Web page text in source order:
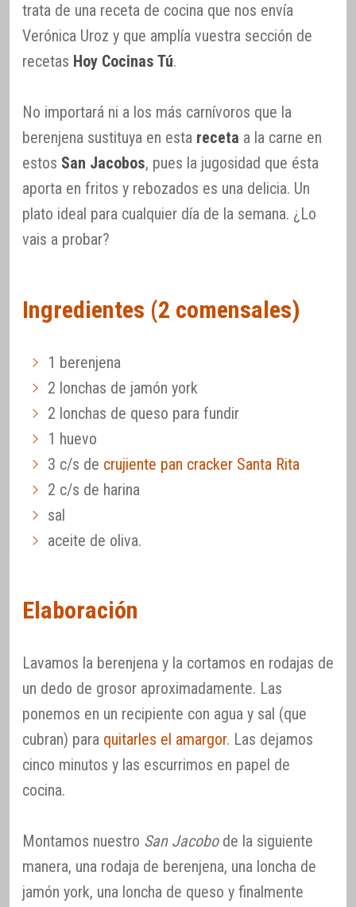
trata de una receta de cocina que nos envía
Verónica Uroz y que amplía vuestra sección de
recetas Hoy Cocinas Tú.
No importará ni a los más carnívoros que la
berenjena sustituya en esta receta a la carne en
estos San Jacobos, pues la jugosidad que ésta
aporta en fritos y rebozados es una delicia. Un
plato ideal para cualquier día de la semana. ¿Lo
vais a probar?
Ingredientes (2 comensales)
1 berenjena
2 lonchas de jamón york
2 lonchas de queso para fundir
1 huevo
3 c/s de crujiente pan cracker Santa Rita
2 c/s de harina
sal
aceite de oliva.
Elaboración
Lavamos la berenjena y la cortamos en rodajas de
un dedo de grosor aproximadamente. Las
ponemos en un recipiente con agua y sal (que
cubran) para quitarles el amargor. Las dejamos
cinco minutos y las escurrimos en papel de
cocina.
Montamos nuestro San Jacobode la siguiente
manera, una rodaja de berenjena, una loncha de
jamón york, una loncha de queso y finalmente